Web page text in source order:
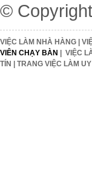
©
VIỆC LÀM NHÀ HÀNG
VIÊN CHẠY BÀN
VIỆC
TÍN
TRANG VIỆC LÀM UY